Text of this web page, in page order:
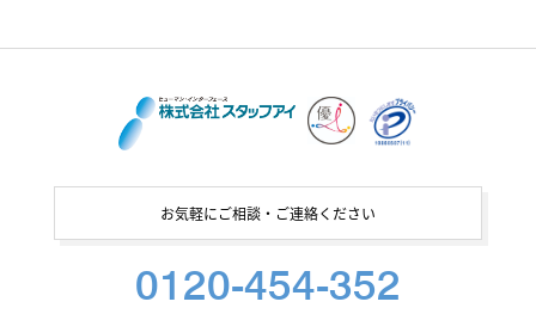
お気軽にご相談・ご連絡ください
0120-454-352